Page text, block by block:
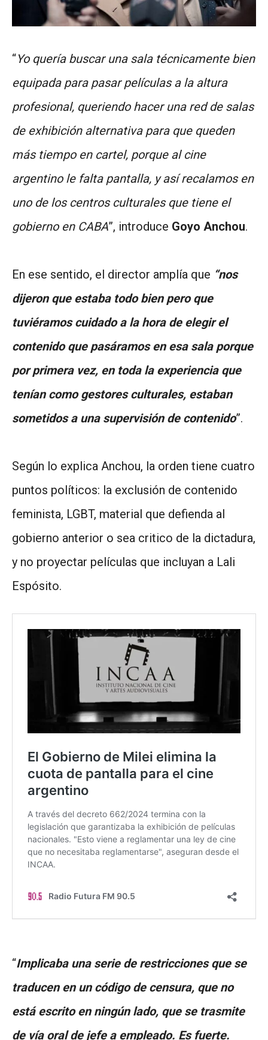
“Yo quería buscar una sala técnicamente bien
equipada para pasar películas a la altura
profesional, queriendo hacer una red de salas
de exhibición alternativa para que queden
más tiempo en cartel, porque al cine
argentino le falta pantalla, y así recalamos en
uno de los centros culturales que tiene el
gobierno en CABA”, introduce Goyo Anchou.
En ese sentido, el director amplía que “nos
dijeron que estaba todo bien pero que
tuviéramos cuidado a la hora de elegir el
contenido que pasáramos en esa sala porque
por primera vez, en toda la experiencia que
tenían como gestores culturales, estaban
sometidos a una supervisión de contenido”.
Según lo explica Anchou, la orden tiene cuatro
puntos políticos: la exclusión de contenido
feminista, LGBT, material que defienda al
gobierno anterior o sea critico de la dictadura,
y no proyectar películas que incluyan a Lali
Espósito.
“Implicaba una serie de restricciones que se
traducen en un código de censura, que no
está escrito en ningún lado, que se trasmite
de vía oral de jefe a empleado. Es fuerte.